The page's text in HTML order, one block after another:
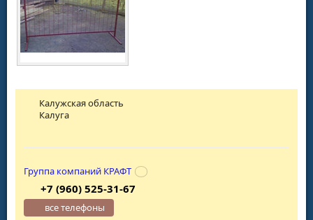
Калужская область
Калуга
Группа компаний КРАФТ
+7 (960) 525-31-67
все телефоны